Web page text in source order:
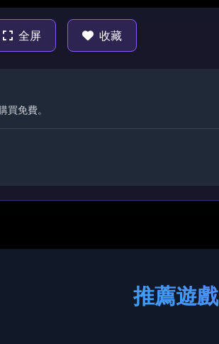
全屏 收藏
買免費。
推薦遊戲